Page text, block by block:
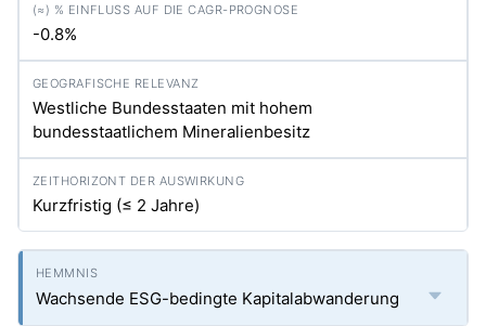
-0.8%
Westliche Bundesstaaten mit hohem
bundesstaatlichem Mineralienbesitz
Kurzfristig (≤ 2 Jahre)
Wachsende ESG-bedingte Kapitalabwanderung